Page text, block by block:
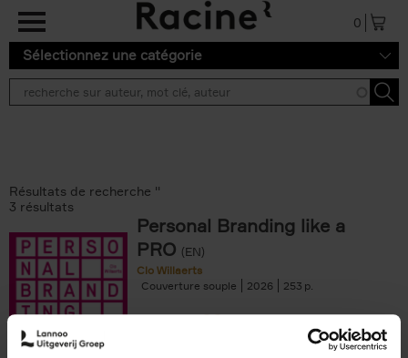
Aller au contenu principal
0
Sélectionnez une catégorie
Résultats de recherche ''
3 résultats
Personal Branding like a
PRO (EN)
Clo Willaerts
Couverture souple
2026 253
€34,99